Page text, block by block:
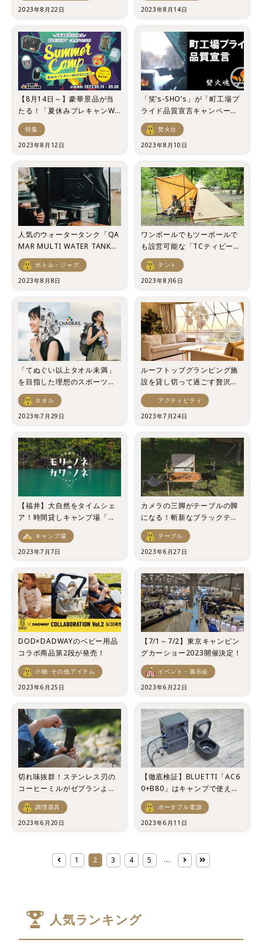
2023年8月22日
2023年8月14日
【8月14日～】豪華景品が当
たる！「夏休みプレキャンWE
EEEEK!! 2023」開催！
特集
2023年8月12日
「笑’s-SHO’s」が「町工場プ
ライド品質宣言キャンペー
ン」を実施！
焚火台
2023年8月10日
人気のウォータータンク「QA
MAR MULTI WATER TANK」
から新色登場！
ボトル・ジャグ
2023年8月8日
ワンポールでもツーポールで
も設営可能な「TCティピーテ
ント ソロ」が登場！
テント
2023年8月6日
「てぬぐい以上タオル未満」
を目指した理想のスポーツて
ぬぐいがリリース！
タオル
2023年7月29日
ルーフトップグランピング施
設を貸し切って過ごす贅沢な
夏休み
アクティビティ
2023年7月24日
【福井】大自然をタイムシェ
ア！時間貸しキャンプ場「モ
リノネカワノネ」がオープン
キャンプ場
2023年7月7日
カメラの三脚がテーブルの脚
になる！斬新なブラックテー
ブルが登場！
テーブル
2023年6月27日
DOD×DADWAYのベビー用品
コラボ商品第2段が発売！
小物･その他アイテム
2023年6月25日
【7/1～7/2】東京キャンピン
グカーショー2023開催決定！
イベント・展示会
2023年6月22日
切れ味抜群！ステンレス刃の
コーヒーミルがゼブランより
新登場！
調理器具
2023年6月20日
【徹底検証】BLUETTI「AC6
0+B80」はキャンプで使える
のか？
ポータブル電源
2023年6月11日
1 2 3 4 5 ...
人気ランキング